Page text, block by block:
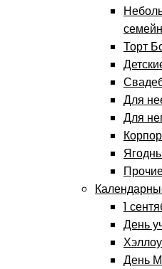
Торт
Для
Для
1
День
День